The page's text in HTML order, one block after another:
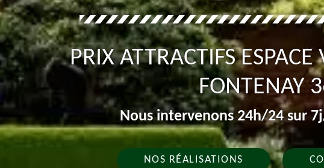
PRIX ATTRACTIFS
FONTENAY
Nous intervenons 24h/24 sur
NOS RÉALISATIONS